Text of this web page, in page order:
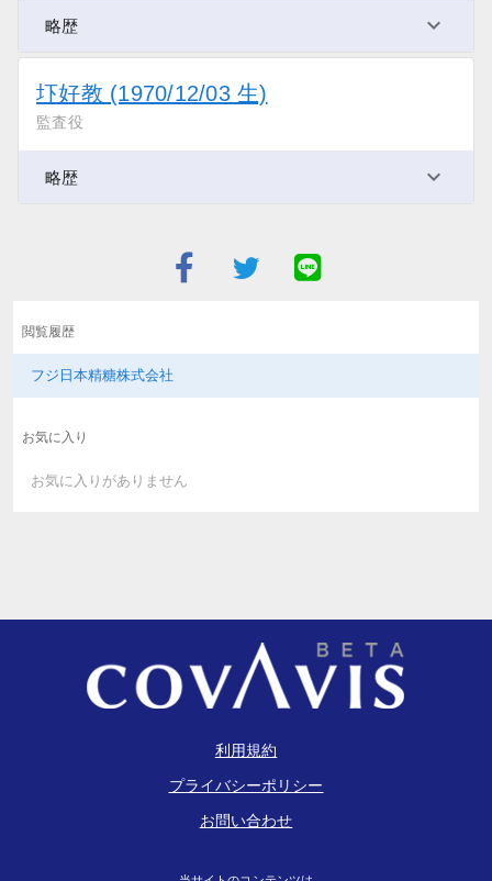
略歴
圷好教 (1970/12/03 生)
監査役
略歴
閲覧履歴
フジ日本精糖株式会社
お気に入り
お気に入りがありません
利用規約
プライバシーポリシー
お問い合わせ